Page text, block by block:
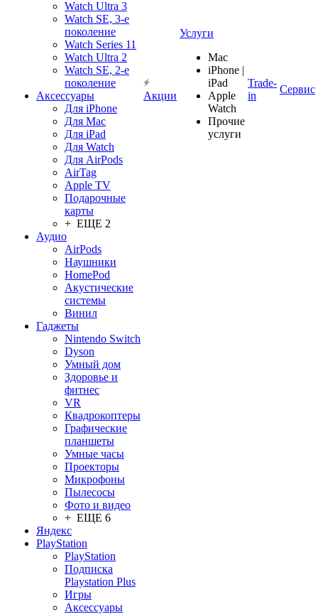
Watch Ultra 3
Watch SE, 3-е
поколение
Watch Series 11
Watch Ultra 2
Watch SE, 2-е
поколение
Аксессуары
Для iPhone
Для Mac
Для iPad
Для Watch
Для AirPods
AirTag
Apple TV
Подарочные
карты
+ ЕЩЕ 2
Аудио
AirPods
Наушники
HomePod
Акустические
системы
Винил
Гаджеты
Nintendo Switch
Dyson
Умный дом
Здоровье и
фитнес
VR
Квадрокоптеры
Графические
планшеты
Умные часы
Проекторы
Микрофоны
Пылесосы
Фото и видео
+ ЕЩЕ 6
Яндекс
PlayStation
PlayStation
Подписка
Playstation Plus
Игры
Аксессуары
Акции
Услуги
Mac
iPhone |
iPad
Apple
Watch
Прочие
услуги
Trade-
in
Сервис